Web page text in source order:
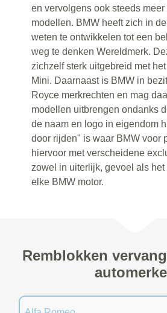
en vervolgens ook steeds
modellen. BMW heeft zich in
weten te ontwikkelen tot een
weg te denken Wereldmerk.
zichzelf sterk uitgebreid met
Mini. Daarnaast is BMW in
Royce merkrechten en mag
modellen uitbrengen ondanks
de naam en logo in eigendom
door rijden" is waar BMW voor
hiervoor met verscheidene
zowel in uiterlijk, gevoel als
elke BMW motor.
Remblokken